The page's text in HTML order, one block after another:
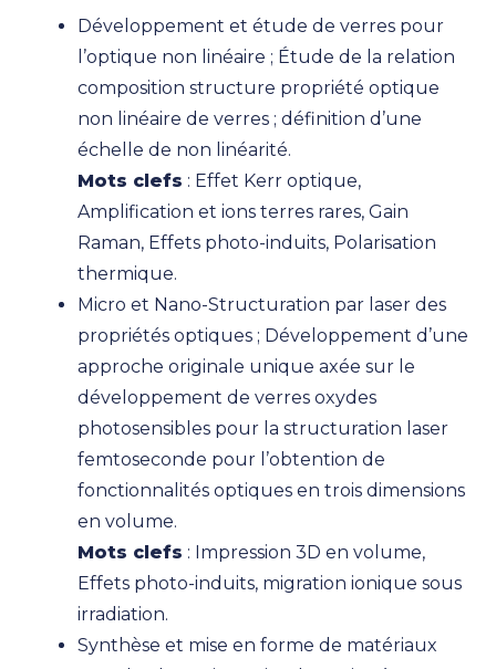
Développement et étude de verres pour
l’optique non linéaire ; Étude de la relation
composition structure propriété optique
non linéaire de verres ; définition d’une
échelle de non linéarité.
Mots clefs : Effet Kerr optique,
Amplification et ions terres rares, Gain
Raman, Effets photo-induits, Polarisation
thermique.
Micro et Nano-Structuration par laser des
propriétés optiques ; Développement d’une
approche originale unique axée sur le
développement de verres oxydes
photosensibles pour la structuration laser
femtoseconde pour l’obtention de
fonctionnalités optiques en trois dimensions
en volume.
Mots clefs : Impression 3D en volume,
Effets photo-induits, migration ionique sous
irradiation.
Synthèse et mise en forme de matériaux